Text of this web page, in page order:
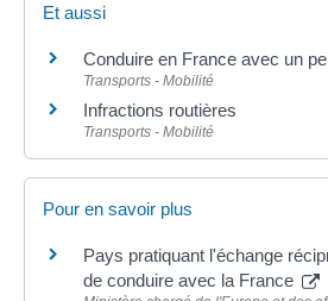
Et aussi
Conduire en France avec un
Transports - Mobilité
Infractions routières
Transports - Mobilité
Pour en savoir plus
Pays pratiquant l'échange
de conduire avec la France